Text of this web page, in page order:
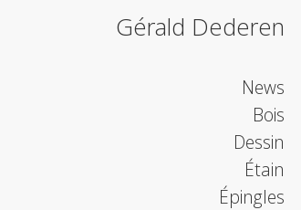
Gérald Dederen
News
Bois
Dessin
Étain
Épingles